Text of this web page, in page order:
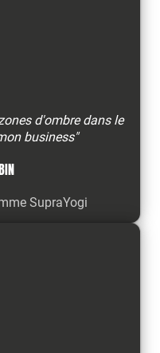
d'ombre dans le
business"
SupraYogi